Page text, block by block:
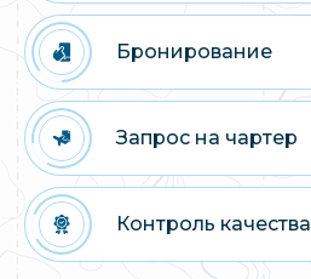
Бронирование
Запрос на чартер
Контроль качества